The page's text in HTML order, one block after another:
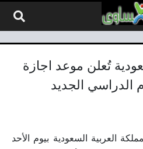
تُعلن موعد اجازة
الدراسي الجديد
العربية السعودية بيوم الأحد